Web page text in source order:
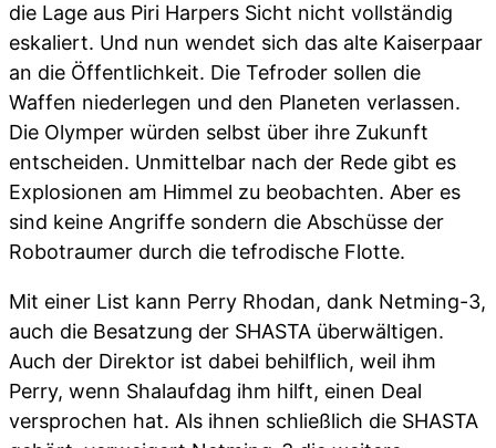
die Lage aus Piri Harpers Sicht nicht vollständig
eskaliert. Und nun wendet sich das alte Kaiserpaar
an die Öffentlichkeit. Die Tefroder sollen die
Waffen niederlegen und den Planeten verlassen.
Die Olymper würden selbst über ihre Zukunft
entscheiden. Unmittelbar nach der Rede gibt es
Explosionen am Himmel zu beobachten. Aber es
sind keine Angriffe sondern die Abschüsse der
Robotraumer durch die tefrodische Flotte.
Mit einer List kann Perry Rhodan, dank Netming-3,
auch die Besatzung der SHASTA überwältigen.
Auch der Direktor ist dabei behilflich, weil ihm
Perry, wenn Shalaufdag ihm hilft, einen Deal
versprochen hat. Als ihnen schließlich die SHASTA